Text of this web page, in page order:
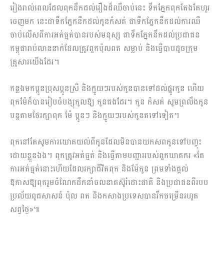
រៀងរាល់ពេលដែលពុកនឹកដល់រឿងដ៏ឈឺចាប់នេះ ទឹកភ្នែកពុកតែងតែហូរ
ចេញមក នេះជាទឹកភ្នែកនឹកដល់កូនកំសត់ ជាទឹកភ្នែកនឹកដល់ការឈឺ
ចាប់លើសពីការអត់ធ្មត់បានរបស់មនុស្ស ជាទឹកភ្នែកនឹកដល់ប្រជាជន
កម្ពុជារាប់លាននាក់ដែលត្រូវពួកប៉ុលពត សម្លាប់ និងធ្វើបាបដូចក្រុម
គ្រួសារយើងដែរ។
កន្លងមកប្អូនប្រុសប្អូនស្រី និងក្មួយៗរបស់កូនបានទៅដល់ផ្នូរកូន ហើយ
ពុកម៉ែក៏បានរៀបចំបង្សុកូលឱ្យ កូនផងដែរ។ កូន កំសត់ សូមព្រលឹងកូន
បន្តតាមថែរក្សាពុក ម៉ែ ប្អូនៗ និងក្មួយៗរបស់កូនតទៅទៀត។
ពុកនៅតែសូមការយោគយល់ពីកូនដែលមិនបានយកសពកូនទៅបញ្ចុះ
ដោយខ្លួនឯង។ ពុកត្រូវអត់ធ្មត់ និងធ្វើតាមបញ្ជាររបស់ពួកឃាតករ «តែ
ការអត់ធ្មត់នោះហើយដែលរក្សាជីវិតពុក និងម៉ែកូន ព្រមទាំងផ្តល់
ឱកាសឱ្យពុករួមចំណែកដឹកនាំចលនាតស៊ូរំដោះជាតិ និងប្រជាជនពីរបប
ប្រល័យពូជសាសន៍ ប៉ុល ពត និងកសាងប្រទេសបានរីកចម្រើនរហូត
សព្វថ្ងៃ»៕